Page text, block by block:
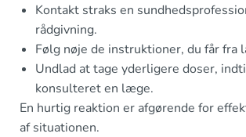
Kontakt straks en
rådgivning.
Følg nøje de instruktioner, du får fra
Undlad at tage yderligere doser,
konsulteret en læge.
En hurtig reaktion er afgørende for
af situationen.